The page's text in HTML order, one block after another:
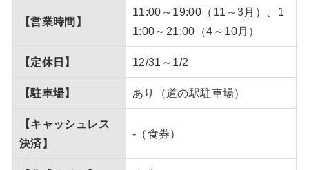
【営業時間】
11:00～19:00（11～3月）、1
1:00～21:00（4～10月）
【定休日】 12/31～1/2
【駐車場】 あり（道の駅駐車場）
【キャッシュレス
決済】
-（食券）